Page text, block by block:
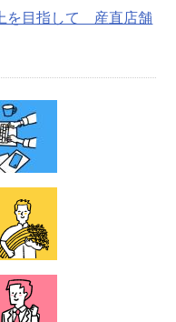
を目指して 産直店舗